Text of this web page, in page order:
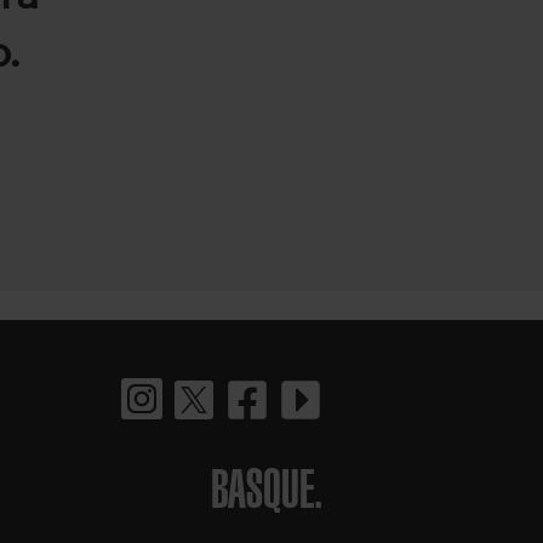
BASQUE.